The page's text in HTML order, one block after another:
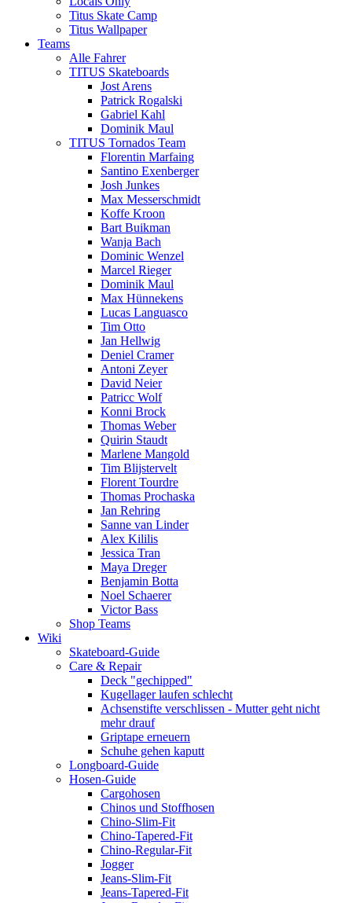
Titus Skate Camp
Titus Wallpaper
Teams
Alle Fahrer
TITUS Skateboards
Jost Arens
Patrick Rogalski
Gabriel Kahl
Dominik Maul
TITUS Tornados Team
Florentin Marfaing
Santino Exenberger
Josh Junkes
Max Messerschmidt
Koffe Kroon
Bart Buikman
Wanja Bach
Dominic Wenzel
Marcel Rieger
Dominik Maul
Max Hünnekens
Lucas Languasco
Tim Otto
Jan Hellwig
Deniel Cramer
Antoni Zeyer
David Neier
Patricc Wolf
Konni Brock
Thomas Weber
Quirin Staudt
Marlene Mangold
Tim Blijstervelt
Florent Tourdre
Thomas Prochaska
Jan Rehring
Sanne van Linder
Alex Kililis
Jessica Tran
Maya Dreger
Benjamin Botta
Noel Schaerer
Victor Bass
Shop Teams
Wiki
Skateboard-Guide
Care & Repair
Deck "gechipped"
Kugellager laufen schlecht
Achsenstifte verschlissen - Mutter geht nicht
mehr drauf
Griptape erneuern
Schuhe gehen kaputt
Longboard-Guide
Hosen-Guide
Cargohosen
Chinos und Stoffhosen
Chino-Slim-Fit
Chino-Tapered-Fit
Chino-Regular-Fit
Jogger
Jeans-Slim-Fit
Jeans-Tapered-Fit